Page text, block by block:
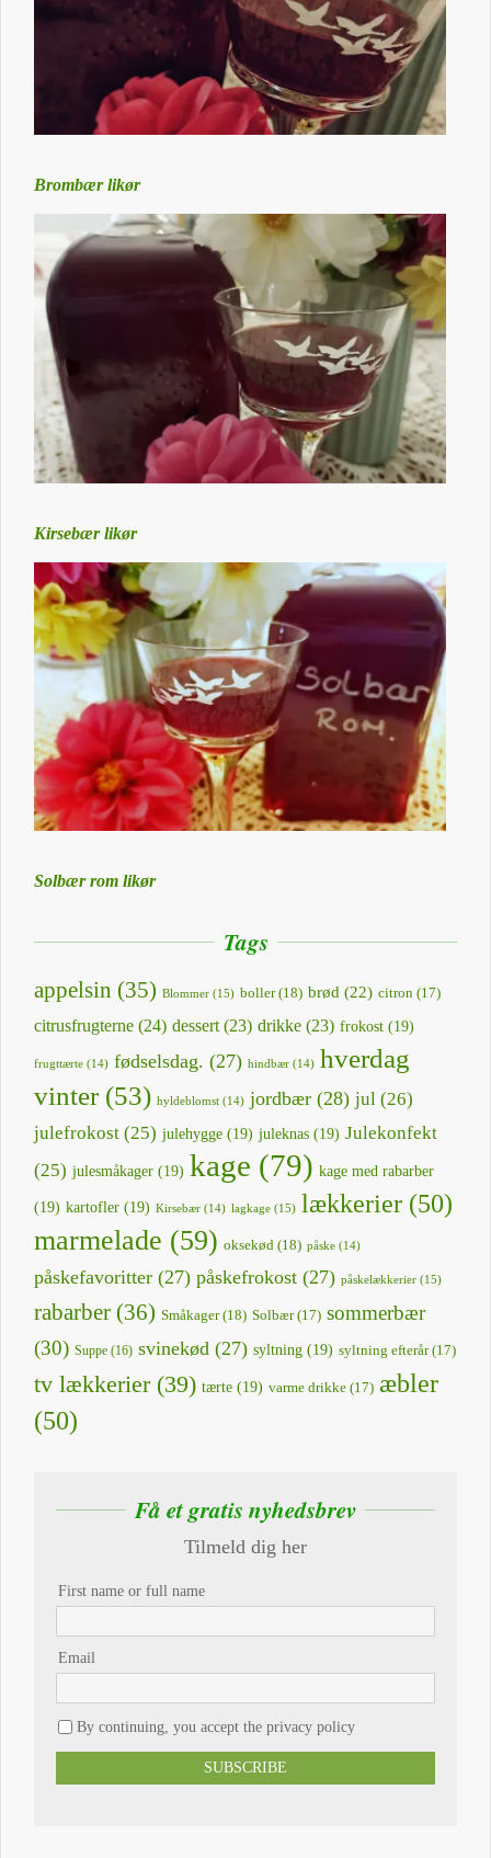
Brombær likør
Kirsebær likør
Solbær rom likør
Tags
appelsin (35) Blommer (15) boller(18) brød (22) citron (17)
citrusfrugterne (24) dessert (23) drikke (23) frokost (19)
frugttærte (14) fødselsdag. (27) hindbær (14) hverdag
vinter(53) hyldeblomst (14) jordbær (28) jul (26)
julefrokost (25) julehygge (19) juleknas (19) Julekonfekt
(25) julesmåkager (19) kage (79) kage med rabarber
(19) kartofler (19) Kirsebær (14) lagkage (15) lækkerier (50)
marmelade (59) oksekød (18) påske (14)
påskefavoritter (27) påskefrokost (27) påskelækkerier (15)
rabarber (36) Småkager(18) Solbær(17) sommerbær
(30) Suppe (16) svinekød (27) syltning (19) syltning efterår(17)
tv lækkerier(39) tærte (19) varme drikke (17) æbler
(50)
Få et gratis nyhedsbrev
Tilmeld dig her
First name or full name
Email
By continuing, you accept the privacy policy